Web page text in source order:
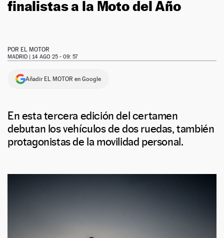
finalistas a la Moto del Año
POR EL MOTOR
MADRID | 14 AGO 25 - 09: 57
Añadir EL MOTOR en Google
En esta tercera edición del certamen
debutan los vehículos de dos ruedas, también
protagonistas de la movilidad personal.